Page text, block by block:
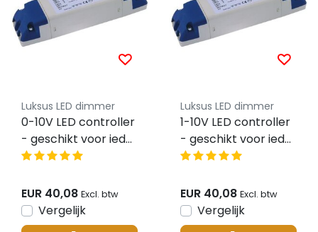
Luksus LED dimmer
0-10V LED controller
- geschikt voor ieder
type 0-10V dimmer
EUR 40,08 Excl. btw
Vergelijk
Luksus LED dimmer
1-10V LED controller
- geschikt voor ieder
type 1-10 V LED
EUR 40,08 Excl. btw
Vergelijk